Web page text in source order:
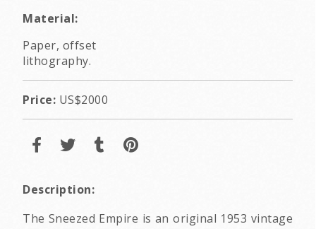
Material:
Paper, offset
lithography.
Price: US$2000
Description:
The Sneezed Empire is an original 1953 vintage